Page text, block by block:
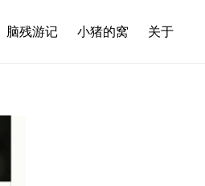
脑残游记 小猪的窝 关于